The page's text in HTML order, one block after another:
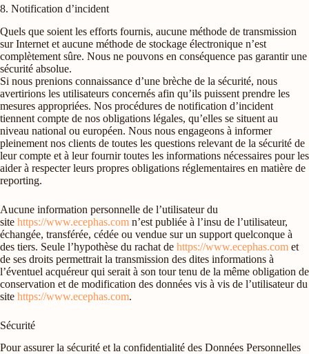
8. Notification d’incident
Quels que soient les efforts fournis, aucune méthode de transmission
sur Internet et aucune méthode de stockage électronique n’est
complètement sûre. Nous ne pouvons en conséquence pas garantir une
sécurité absolue.
Si nous prenions connaissance d’une brèche de la sécurité, nous
avertirions les utilisateurs concernés afin qu’ils puissent prendre les
mesures appropriées. Nos procédures de notification d’incident
tiennent compte de nos obligations légales, qu’elles se situent au
niveau national ou européen. Nous nous engageons à informer
pleinement nos clients de toutes les questions relevant de la sécurité de
leur compte et à leur fournir toutes les informations nécessaires pour les
aider à respecter leurs propres obligations réglementaires en matière de
reporting.
Aucune information personnelle de l’utilisateur du
site https://www.ecephas.com n’est publiée à l’insu de l’utilisateur,
échangée, transférée, cédée ou vendue sur un support quelconque à
des tiers. Seule l’hypothèse du rachat de https://www.ecephas.com et
de ses droits permettrait la transmission des dites informations à
l’éventuel acquéreur qui serait à son tour tenu de la même obligation de
conservation et de modification des données vis à vis de l’utilisateur du
site https://www.ecephas.com.
Sécurité
Pour assurer la sécurité et la confidentialité des Données Personnelles